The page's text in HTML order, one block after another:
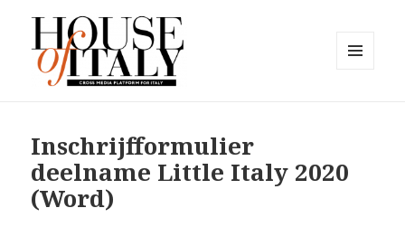
Inschrijfformulier
deelname Little Italy 2020
(Word)